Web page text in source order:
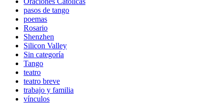
pasos de tango
poemas
Rosario
Shenzhen
Silicon Valley
Sin categoría
Tango
teatro
teatro breve
trabajo y familia
vínculos